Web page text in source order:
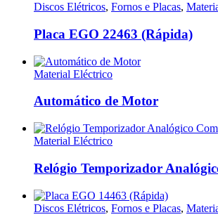
Discos Elétricos, Fornos e Placas,
Placa EGO 22463 (Rápida)
Material Eléctrico
Automático de Motor
Material Eléctrico
Relógio Temporizador
Discos Elétricos, Fornos e Placas,